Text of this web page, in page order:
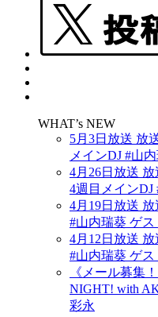
WHAT’s NEW
5月3日放送 放
メインDJ #山
4月26日放送
4週目メインDJ
4月19日放送
#山内瑞葵 ゲス
4月12日放送
#山内瑞葵 ゲ
《メール募集
NIGHT! with
彩永